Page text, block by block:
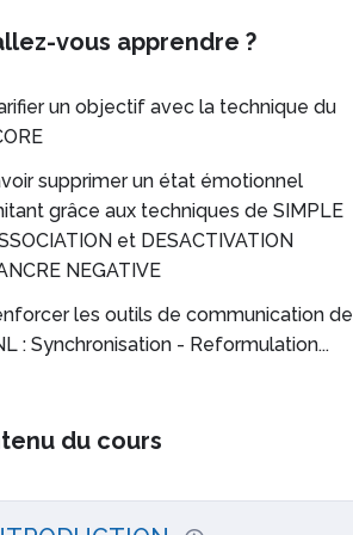
niveau de PNL vous
serez capable de clarifier un objectif
pourrez aussi vérifier sa pertinence
(Technique des NIVEAUX
apprendrez à faire disparaître des
techniques de PNL : LA SIMPLE
apprendrez également le travail sur
vous apprendre ?
un objectif avec la technique du
supprimer un état émotionnel
grâce aux techniques de SIMPLE
et DESACTIVATION
NEGATIVE
les outils de communication de
: Synchronisation - Reformulation...
du cours